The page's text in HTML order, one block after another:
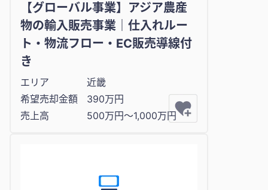
【グローバル事業】アジア農産
物の輸入販売事業｜仕入れルー
ト・物流フロー・EC販売導線付
き
エリア
近畿
希望売却金額
390万円
売上高
500万円〜1,000万円